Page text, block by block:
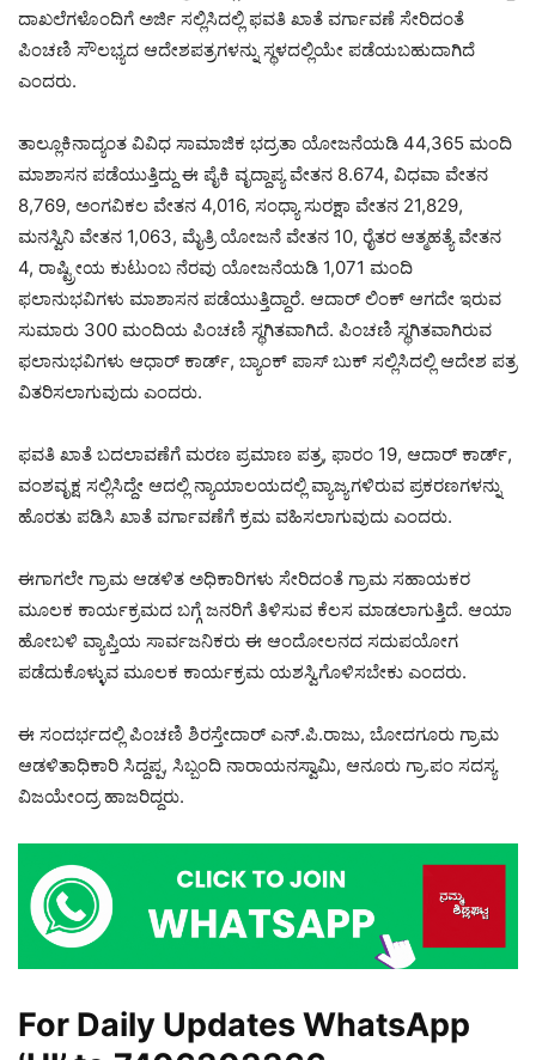
ದಾಖಲೆಗಳೊಂದಿಗೆ ಅರ್ಜಿ ಸಲ್ಲಿಸಿದಲ್ಲಿ ಫವತಿ ಖಾತೆ ವರ್ಗಾವಣೆ ಸೇರಿದಂತೆ
ಪಿಂಚಣಿ ಸೌಲಭ್ಯದ ಆದೇಶಪತ್ರಗಳನ್ನು ಸ್ಥಳದಲ್ಲಿಯೇ ಪಡೆಯಬಹುದಾಗಿದೆ
ಎಂದರು.
ತಾಲ್ಲೂಕಿನಾದ್ಯಂತ ವಿವಿಧ ಸಾಮಾಜಿಕ ಭದ್ರತಾ ಯೋಜನೆಯಡಿ 44,365 ಮಂದಿ
ಮಾಶಾಸನ ಪಡೆಯುತ್ತಿದ್ದು ಈ ಪೈಕಿ ವೃದ್ದಾಪ್ಯ ವೇತನ 8.674, ವಿಧವಾ ವೇತನ
8,769, ಅಂಗವಿಕಲ ವೇತನ 4,016, ಸಂಧ್ಯಾ ಸುರಕ್ಷಾ ವೇತನ 21,829,
ಮನಸ್ವಿನಿ ವೇತನ 1,063, ಮೈತ್ರಿ ಯೋಜನೆ ವೇತನ 10, ರೈತರ ಆತ್ಮಹತ್ಯೆ ವೇತನ
4, ರಾಷ್ಟ್ರೀಯ ಕುಟುಂಬ ನೆರವು ಯೋಜನೆಯಡಿ 1,071 ಮಂದಿ
ಫಲಾನುಭವಿಗಳು ಮಾಶಾಸನ ಪಡೆಯುತ್ತಿದ್ದಾರೆ. ಆದಾರ್ ಲಿಂಕ್ ಆಗದೇ ಇರುವ
ಸುಮಾರು 300 ಮಂದಿಯ ಪಿಂಚಣಿ ಸ್ಥಗಿತವಾಗಿದೆ. ಪಿಂಚಣಿ ಸ್ಥಗಿತವಾಗಿರುವ
ಫಲಾನುಭವಿಗಳು ಆಧಾರ್ ಕಾರ್ಡ್, ಬ್ಯಾಂಕ್ ಪಾಸ್ ಬುಕ್ ಸಲ್ಲಿಸಿದಲ್ಲಿ ಆದೇಶ ಪತ್ರ
ವಿತರಿಸಲಾಗುವುದು ಎಂದರು.
ಫವತಿ ಖಾತೆ ಬದಲಾವಣೆಗೆ ಮರಣ ಪ್ರಮಾಣ ಪತ್ರ, ಫಾರಂ 19, ಆದಾರ್ ಕಾರ್ಡ್,
ವಂಶವೃಕ್ಷ ಸಲ್ಲಿಸಿದ್ದೇ ಆದಲ್ಲಿ ನ್ಯಾಯಾಲಯದಲ್ಲಿ ವ್ಯಾಜ್ಯಗಳಿರುವ ಪ್ರಕರಣಗಳನ್ನು
ಹೊರತು ಪಡಿಸಿ ಖಾತೆ ವರ್ಗಾವಣೆಗೆ ಕ್ರಮ ವಹಿಸಲಾಗುವುದು ಎಂದರು.
ಈಗಾಗಲೇ ಗ್ರಾಮ ಆಡಳಿತ ಅಧಿಕಾರಿಗಳು ಸೇರಿದಂತೆ ಗ್ರಾಮ ಸಹಾಯಕರ
ಮೂಲಕ ಕಾರ್ಯಕ್ರಮದ ಬಗ್ಗೆ ಜನರಿಗೆ ತಿಳಿಸುವ ಕೆಲಸ ಮಾಡಲಾಗುತ್ತಿದೆ. ಆಯಾ
ಹೋಬಳಿ ವ್ಯಾಪ್ತಿಯ ಸಾರ್ವಜನಿಕರು ಈ ಆಂದೋಲನದ ಸದುಪಯೋಗ
ಪಡೆದುಕೊಳ್ಳುವ ಮೂಲಕ ಕಾರ್ಯಕ್ರಮ ಯಶಸ್ವಿಗೊಳಿಸಬೇಕು ಎಂದರು.
ಈ ಸಂದರ್ಭದಲ್ಲಿ ಪಿಂಚಣಿ ಶಿರಸ್ತೇದಾರ್ ಎನ್.ಪಿ.ರಾಜು, ಬೋದಗೂರು ಗ್ರಾಮ
ಆಡಳಿತಾಧಿಕಾರಿ ಸಿದ್ದಪ್ಪ, ಸಿಬ್ಬಂದಿ ನಾರಾಯನಸ್ವಾಮಿ, ಆನೂರು ಗ್ರಾ.ಪಂ ಸದಸ್ಯ
ವಿಜಯೇಂದ್ರ ಹಾಜರಿದ್ದರು.
For Daily Updates WhatsApp